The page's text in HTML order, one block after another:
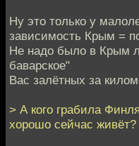
Ну это только у
зависимость Крым =
Не надо было в Крым
баварское"
Вас залётных за
> А кого грабила
хорошо сейчас живёт?